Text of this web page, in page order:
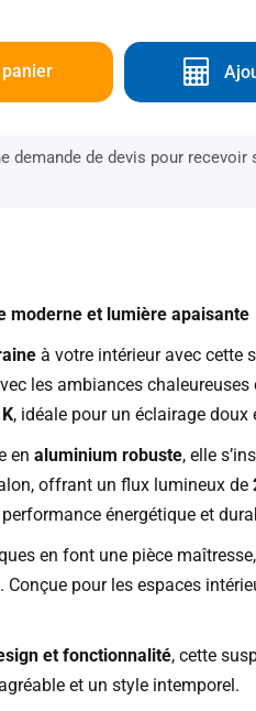
demande de devis pour
moderne et lumière apaisante
à votre intérieur avec cette
les ambiances
, idéale pour un éclairage doux
en aluminium robuste, elle
offrant un flux lumineux de
énergétique et
en font une pièce
pour les espaces
et fonctionnalité, cette
et un style intemporel.